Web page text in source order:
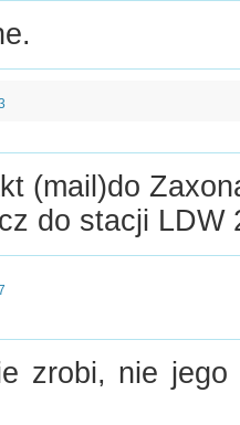
(mail)do
do stacji LDW
zrobi, nie